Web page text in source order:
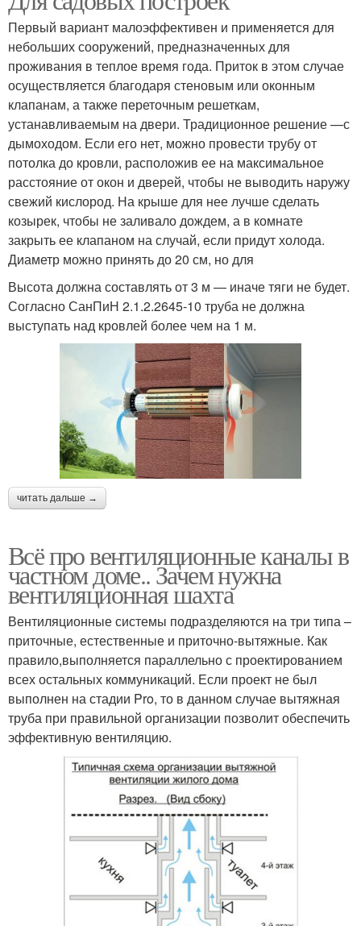
Первый вариант малоэффективен и применяется для
небольших сооружений, предназначенных для
проживания в теплое время года. Приток в этом случае
осуществляется благодаря стеновым или оконным
клапанам, а также переточным решеткам,
устанавливаемым на двери. Традиционное решение —с
дымоходом. Если его нет, можно провести трубу от
потолка до кровли, расположив ее на максимальное
расстояние от окон и дверей, чтобы не выводить наружу
свежий кислород. На крыше для нее лучше сделать
козырек, чтобы не заливало дождем, а в комнате
закрыть ее клапаном на случай, если придут холода.
Диаметр можно принять до 20 см, но для
Высота должна составлять от 3 м — иначе тяги не будет.
Согласно СанПиН 2.1.2.2645-10 труба не должна
выступать над кровлей более чем на 1 м.
читать дальше →
Всё про вентиляционные каналы в
частном доме.. Зачем нужна
вентиляционная шахта
Вентиляционные системы подразделяются на три типа –
приточные, естественные и приточно-вытяжные. Как
правило,выполняется параллельно с проектированием
всех остальных коммуникаций. Если проект не был
выполнен на стадии Pro, то в данном случае вытяжная
труба при правильной организации позволит обеспечить
эффективную вентиляцию.